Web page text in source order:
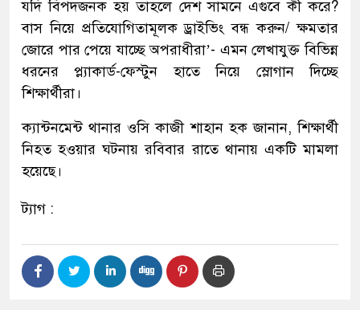
যদি বিপদজনক হয় তাহলে দেশ সামনে এগুবে কী করে?
বাস নিয়ে প্রতিযোগিতামূলক ড্রাইভিং বন্ধ করুন/ ক্ষমতার
জোরে পার পেয়ে যাচ্ছে অপরাধীরা’- এমন লেখাযুক্ত বিভিন্ন
ধরনের প্ল্যাকার্ড-ফেস্টুন হাতে নিয়ে স্লোগান দিচ্ছে
শিক্ষার্থীরা।
ক্যান্টনমেন্ট থানার ওসি কাজী শাহান হক জানান, শিক্ষার্থী
নিহত হওয়ার ঘটনায় রবিবার রাতে থানায় একটি মামলা
হয়েছে।
ট্যাগ :